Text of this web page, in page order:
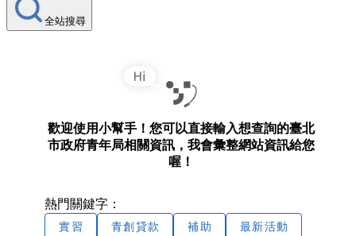
全站搜尋
歡迎使用小幫手！您可以直接輸入想查詢的臺北
市政府青年局相關資訊，我會彙整網站資訊給您
喔！
熱門關鍵字：
實習 青創貸款 補助 最新活動